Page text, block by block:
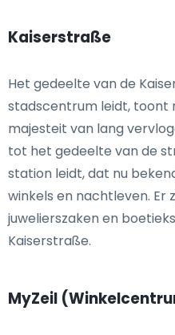
Kaiserstraße
Het gedeelte van de
stadscentrum leidt, toont
majesteit van lang
tot het gedeelte van de
station leidt, dat nu
winkels en nachtleven. Er
juwelierszaken en
Kaiserstraße.
MyZeil